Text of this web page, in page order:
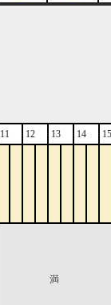
11 12 13 14 15
満